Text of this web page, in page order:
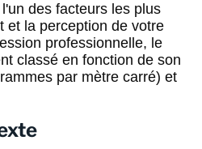
des facteurs les plus
et la perception de votre
professionnelle, le
classé en fonction de son
par mètre carré) et